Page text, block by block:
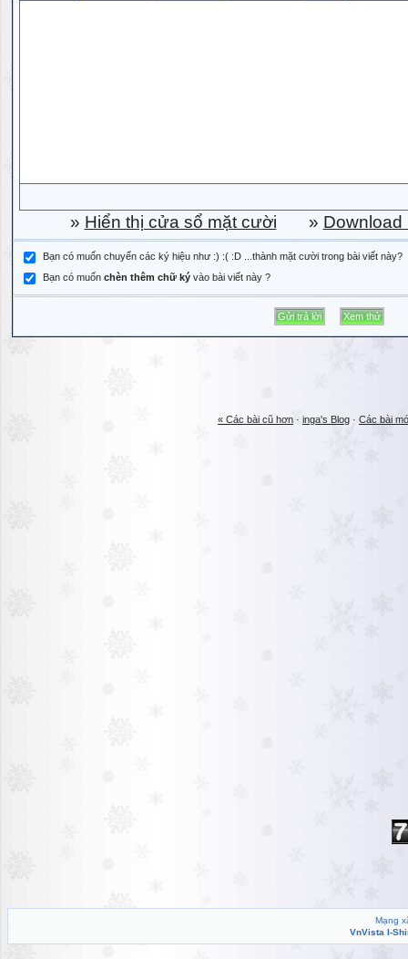
» Hiển thị cửa sổ mặt cười » Download
Bạn có muốn chuyển các ký hiệu như :) :( :D ...thành mặt cười trong bài viết này?
Bạn có muốn chèn thêm chữ ký vào bài viết này ?
« Các bài cũ hơn · inga's Blog · Các bài
Mạng
VnVista I-